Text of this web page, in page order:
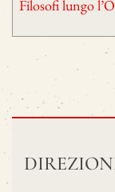
Filosofi lungo